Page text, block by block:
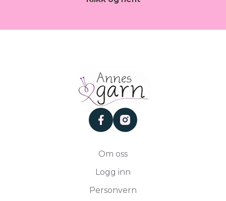
facebookinstagram
Om oss
Logg inn
Personvern